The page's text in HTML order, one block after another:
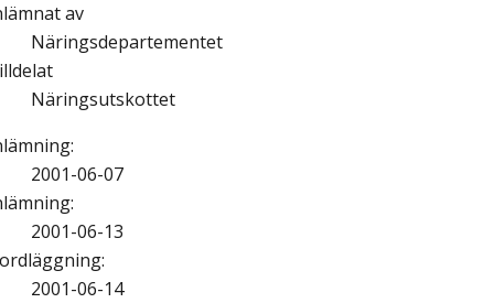
av
Näringsdepartementet
Näringsutskottet
:
2001-06-07
:
2001-06-13
:
2001-06-14